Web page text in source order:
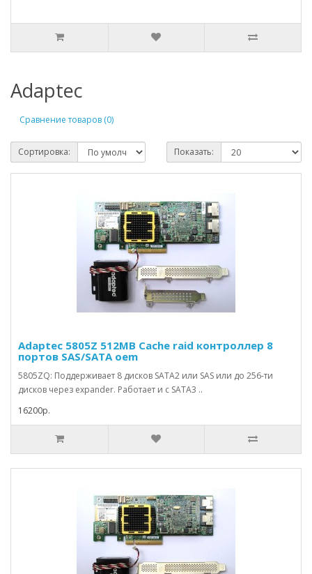
Adaptec
Сравнение товаров (0)
Сортировка: Показать:
Adaptec 5805Z 512MB Cache raid контроллер 8
портов SAS/SATA oem
5805ZQ: Поддерживает 8 дисков SATA2 или SAS или до 256-ти
дисков через expander. Работает и с SATA3 ..
16200р.